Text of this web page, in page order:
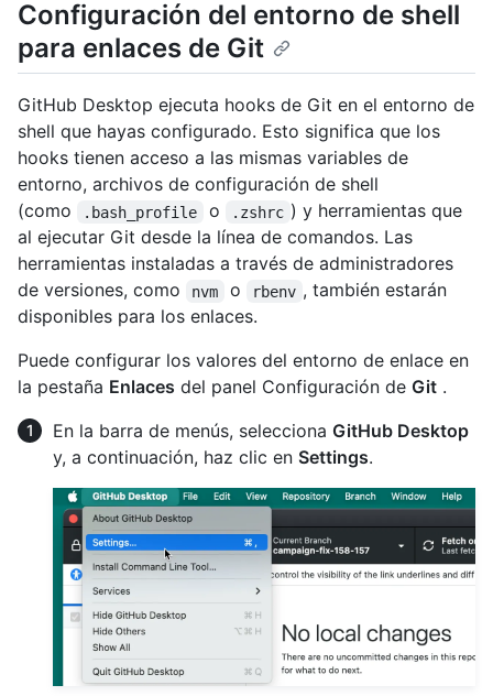
Configuración del entorno de shell
para enlaces de Git
GitHub Desktop ejecuta hooks de Git en el entorno de
shell que hayas configurado. Esto significa que los
hooks tienen acceso a las mismas variables de
entorno, archivos de configuración de shell
(como
.bash_profile o .zshrc ) y herramientas que
al ejecutar Git desde la línea de comandos. Las
herramientas instaladas a través de administradores
de versiones, como
nvm o rbenv , también estarán
disponibles para los enlaces.
Puede configurar los valores del entorno de enlace en
la pestaña Enlaces del panel Configuración de Git .
En la barra de menús, selecciona GitHub Desktop
y, a continuación, haz clic en Settings.